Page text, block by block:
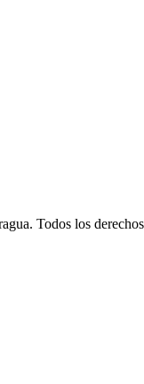
Todos los